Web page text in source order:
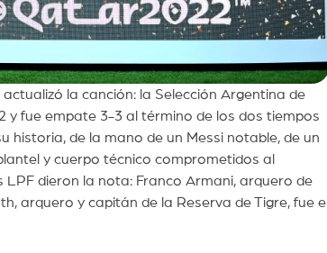
la canción: la Selección Argentina de
fue empate 3-3 al término de los dos tiempos
historia, de la mano de un Messi notable, de un
y cuerpo técnico comprometidos al
dieron la nota: Franco Armani, arquero de
arquero y capitán de la Reserva de Tigre, fue el